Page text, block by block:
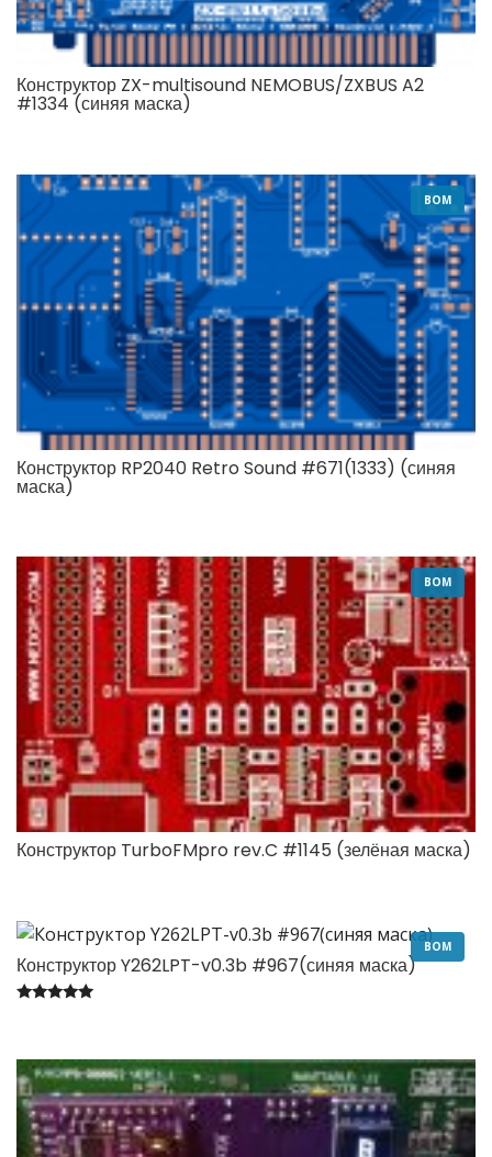
Конструктор ZX-multisound NEMOBUS/ZXBUS A2
#1334 (синяя маска)
BOM
Конструктор RP2040 Retro Sound #671(1333) (синяя
маска)
BOM
Конструктор TurboFMpro rev.C #1145 (зелёная маска)
BOM
Конструктор Y262LPT-v0.3b #967(синяя маска)